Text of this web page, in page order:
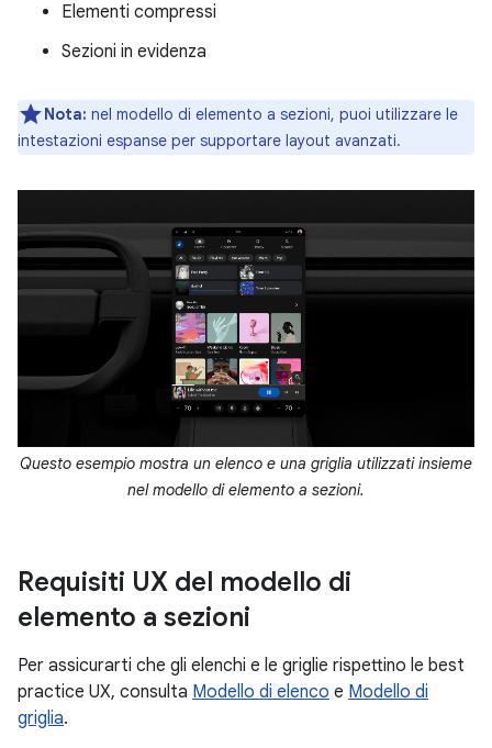
Elementi compressi
Sezioni in evidenza
Nota: nel modello di elemento a sezioni, puoi utilizzare le
intestazioni espanse per supportare layout avanzati.
Questo esempio mostra un elenco e una griglia utilizzati insieme
nel modello di elemento a sezioni.
Requisiti UX del modello di
elemento a sezioni
Per assicurarti che gli elenchi e le griglie rispettino le best
practice UX, consulta Modello di elenco e Modello di
griglia.